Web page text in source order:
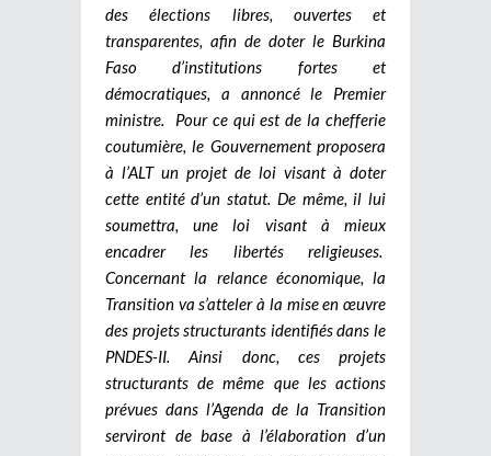
des élections libres, ouvertes et
transparentes, afin de doter le Burkina
Faso d’institutions fortes et
démocratiques, a annoncé le Premier
ministre. Pour ce qui est de la chefferie
coutumière, le Gouvernement proposera
à l’ALT un projet de loi visant à doter
cette entité d’un statut. De même, il lui
soumettra, une loi visant à mieux
encadrer les libertés religieuses.
Concernant la relance économique, la
Transition va s’atteler à la mise en œuvre
des projets structurants identifiés dans le
PNDES-II. Ainsi donc, ces projets
structurants de même que les actions
prévues dans l’Agenda de la Transition
serviront de base à l’élaboration d’un